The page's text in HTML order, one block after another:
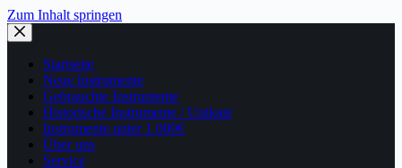
Zum Inhalt springen
Startseite
Neue Instrumente
Gebrauchte Instrumente
Historische Instrumente / Unikate
Instrumente unter 1.000€
Über uns
Service